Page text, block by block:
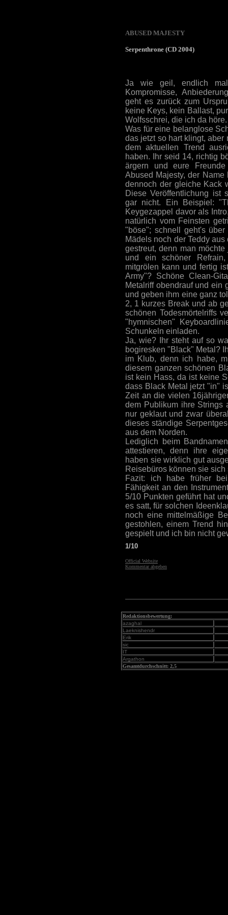
ABUSED MAJESTY
Serpenthrone (CD 2004)
Ja wie geil, endlich
Kompromisse,
geht es zurück zum
keine Keys, kein Ballast,
Wolfsschrei, die ich da
Was für eine belanglose
das jetzt so hart klingt,
dem aktuellen Trend
haben. Ihr seid 14, richtig
ärgern und eure
Abused Majesty, der
dennoch der gleiche Kack
Diese Veröffentlichung ist
gar nicht. Ein Beispiel:
Keygezappel davor als
natürlich vom Feinsten
"böse"; schnell geht's
Mädels noch der Teddy
gestreut, denn man
und ein schöner
mitgrölen kann und fertig
Army"? Schöne Clean-
Metalriff obendrauf und ein
und geben ihm eine ganz
2, 1 kurzes Break und ab
schönen Todesmörtelriffs
"hymnischen"
Schunkeln einladen.
Ja, wie? Ihr steht auf so
bogiresken "Black" Metal?
im Klub, denn ich habe,
diesem ganzen schönen
ist kein Hass, da ist keine
dass Black Metal jetzt "in"
Zeit an die vielen
dem Publikum ihre Strings
nur geklaut und zwar
dieses ständige
aus dem Norden.
Lediglich beim
attestieren, denn ihre
haben sie wirklich gut
Reisebüros können sie
Fazit: ich habe früher
Fähigkeit an den
5/10 Punkten geführt hat
es satt, für solchen
noch eine mittelmäßige
gestohlen, einem Trend
gespielt und ich bin nicht
1/10
Official Website
Kommentar abgeben
Redaktionsbewertung:
azaghal
Laeknishendr
Erik
sic
IT
Argathon
Gesamtdurchschnitt: 2,5